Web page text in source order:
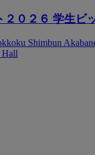
０２６ 学生ビ
Shimbun
Hall